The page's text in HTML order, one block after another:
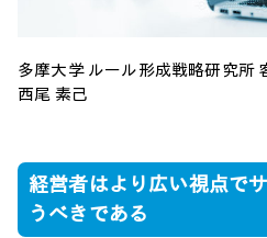
多摩大学 ルール形成戦略研究所
西尾 素己
経営者はより広い視点で
うべきである